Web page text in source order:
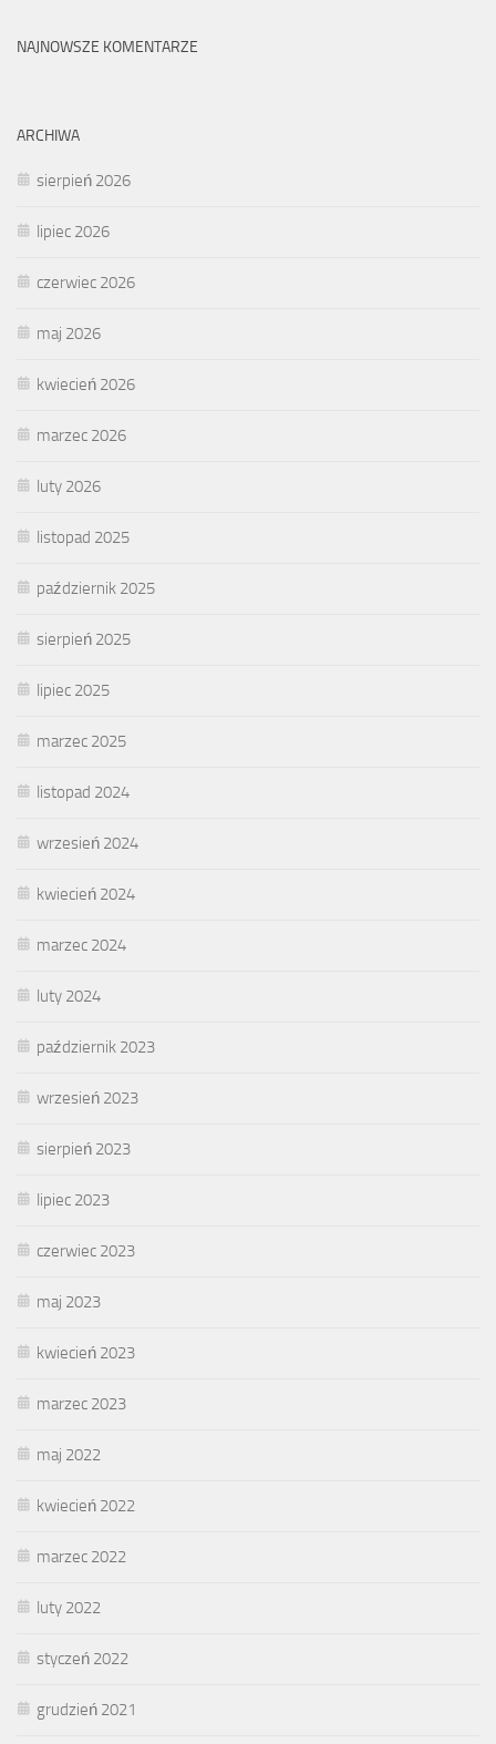
NAJNOWSZE KOMENTARZE
ARCHIWA
sierpień 2026
lipiec 2026
czerwiec 2026
maj 2026
kwiecień 2026
marzec 2026
luty 2026
listopad 2025
październik 2025
sierpień 2025
lipiec 2025
marzec 2025
listopad 2024
wrzesień 2024
kwiecień 2024
marzec 2024
luty 2024
październik 2023
wrzesień 2023
sierpień 2023
lipiec 2023
czerwiec 2023
maj 2023
kwiecień 2023
marzec 2023
maj 2022
kwiecień 2022
marzec 2022
luty 2022
styczeń 2022
grudzień 2021